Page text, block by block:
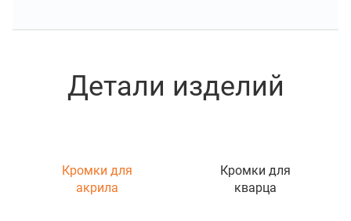
Детали изделий
Кромки для
акрила
Кромки для
кварца